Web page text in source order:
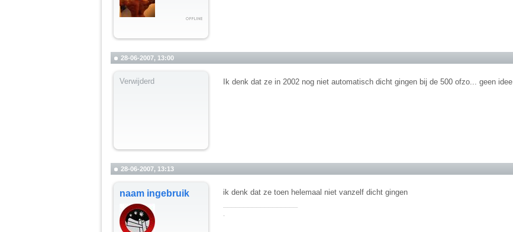
28-06-2007, 13:00
Verwijderd Ik denk dat ze in 2002 nog niet automatisch dicht gingen bij de 500 ofzo... geen idee
28-06-2007, 13:13
naam ingebruik
ik denk dat ze toen helemaal niet vanzelf dicht gingen